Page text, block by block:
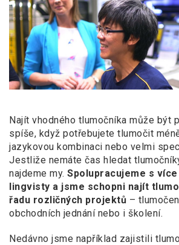
Najít vhodného tlumočníka může být
spíše, když potřebujete tlumočit
jazykovou kombinaci nebo velmi
Jestliže nemáte čas hledat
najdeme my. Spolupracujeme s více
lingvisty a jsme schopni najít
řadu rozličných projektů –
obchodních jednání nebo i školení.
Nedávno jsme například zajistili